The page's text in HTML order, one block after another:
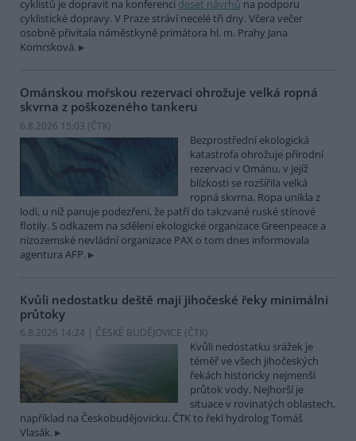
cyklistů je dopravit na konferenci deset návrhů na podporu
cyklistické dopravy. V Praze stráví necelé tři dny. Včera večer
osobně přivítala náměstkyně primátora hl. m. Prahy Jana
Komrsková.
Ománskou mořskou rezervaci ohrožuje velká ropná
skvrna z poškozeného tankeru
6.8.2026 15:03 (ČTK)
Bezprostřední ekologická
katastrofa ohrožuje přírodní
rezervaci v Ománu, v jejíž
blízkosti se rozšířila velká
ropná skvrna. Ropa unikla z
lodi, u níž panuje podezření, že patří do takzvané ruské stínové
flotily. S odkazem na sdělení ekologické organizace Greenpeace a
nizozemské nevládní organizace PAX o tom dnes informovala
agentura AFP.
Kvůli nedostatku deště mají jihočeské řeky minimální
průtoky
6.8.2026 14:24 | ČESKÉ BUDĚJOVICE (ČTK)
Kvůli nedostatku srážek je
téměř ve všech jihočeských
řekách historicky nejmenší
průtok vody. Nejhorší je
situace v rovinatých oblastech,
například na Českobudějovicku. ČTK to řekl hydrolog Tomáš
Vlasák.